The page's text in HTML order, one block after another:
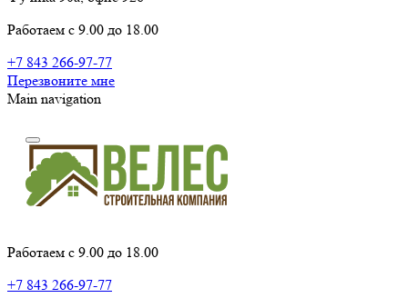
Работаем с 9.00 до 18.00
+7 843 266-97-77
Перезвоните мне
Main navigation
Работаем с 9.00 до 18.00
+7 843 266-97-77